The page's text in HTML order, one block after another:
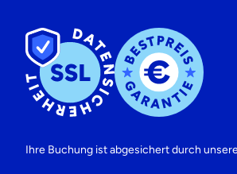
Ihre Buchung ist abgesichert durch